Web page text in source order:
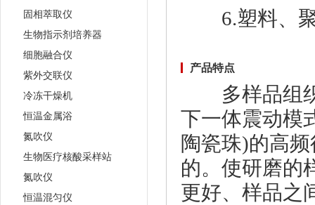
固相萃取仪
生物指示剂培养器
细胞融合仪
紫外交联仪
冷冻干燥机
恒温金属浴
氮吹仪
生物医疗核酸采样站
氮吹仪
恒温混匀仪
6.塑料、聚
产品特点
多样品组织
下一体震动模
陶瓷珠)的高
的。使研磨的
更好、样品之